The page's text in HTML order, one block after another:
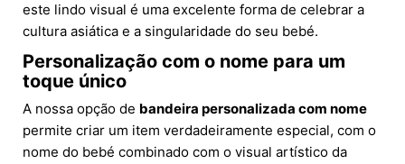
este lindo visual é uma excelente forma de celebrar a
cultura asiática e a singularidade do seu bebé.
Personalização com o nome para um
toque único
A nossa opção de bandeira personalizada com nome
permite criar um item verdadeiramente especial, com o
nome do bebé combinado com o visual artístico da